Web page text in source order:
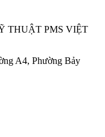
THUẬT PMS VIỆT
A4, Phường Bảy